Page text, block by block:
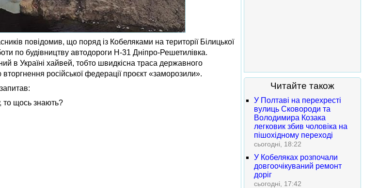
повідомив, що поряд із Кобеляками на території Білицької
по будівництву автодороги Н-31 Дніпро-Решетилівка.
в Україні хайвей, тобто швидкісна траса державного
російської федерації проєкт «заморозили».
то щось знають?
Читайте також
У Полтаві на перехресті
вулиць Сковороди та
Володимира Козака
легковик збив чоловіка на
пішохідному переході
сьогодні, 18:22
У Кобеляках розпочали
довгоочікуваний ремонт
доріг
сьогодні, 17:42